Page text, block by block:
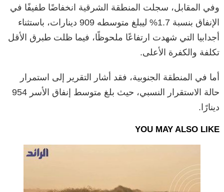
وفي المقابل، سجلت المنطقة الشرقية انخفاضًا طفيفًا في
الإنفاق بنسبة 1.7% ليبلغ متوسطه 909 دينارات، باستثناء
أجدابيا التي شهدت ارتفاعًا ملحوظًا، فيما ظلت طبرق الأقل
تكلفة والكفرة الأعلى.
أما في المنطقة الجنوبية، فقد أشار التقرير إلى استمرار
حالة الاستقرار النسبي، حيث بلغ متوسط إنفاق الأسر 954
دينارًا.
YOU MAY ALSO LIKE